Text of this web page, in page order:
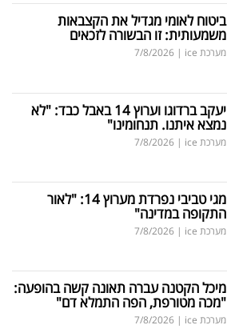
ביטוח לאומי מגדיל את הקצבאות
משמעותית: זו הבשורה לזכאים
מערכת ice |
7/8/2026
יעקב ברדוגו וערוץ 14 באבל כבד: "לא
נמצא איתנו. תנחומינו"
מערכת ice |
7/8/2026
מגי טביבי נפרדת מערוץ 14: "לאור
התקופה במדינה"
מערכת ice |
7/8/2026
מיכל הקטנה עברה תאונה קשה בהופעה:
"מכה מטורפת, הפה התמלא דם"
מערכת ice |
7/8/2026